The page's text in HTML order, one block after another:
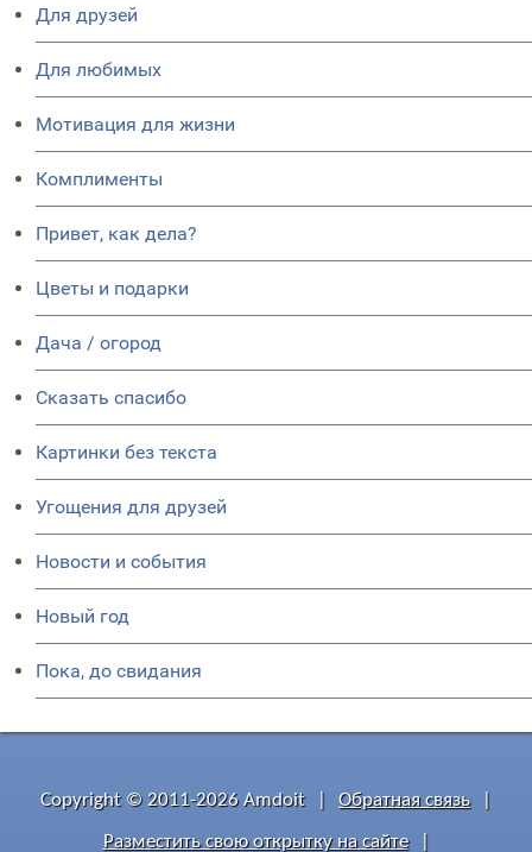
Для друзей
Для любимых
Мотивация для жизни
Комплименты
Привет, как дела?
Цветы и подарки
Дача / огород
Сказать спасибо
Картинки без текста
Угощения для друзей
Новости и события
Новый год
Пока, до свидания
Copyright © 2011-2026 Amdoit Обратная связь
Разместить свою открытку на сайте